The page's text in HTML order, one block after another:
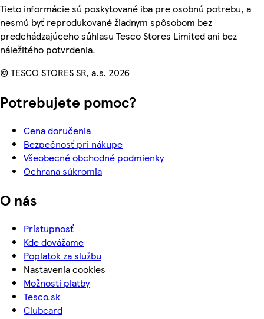
Tieto informácie sú poskytované iba pre osobnú potrebu, a
nesmú byť reprodukované žiadnym spôsobom bez
predchádzajúceho súhlasu Tesco Stores Limited ani bez
náležitého potvrdenia.
© TESCO STORES SR, a.s. 2026
Potrebujete pomoc?
Cena doručenia
Bezpečnosť pri nákupe
Všeobecné obchodné podmienky
Ochrana súkromia
O nás
Prístupnosť
Kde dovážame
Poplatok za službu
Nastavenia cookies
Možnosti platby
Tesco.sk
Clubcard